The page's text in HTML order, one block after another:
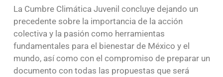
La Cumbre Climática Juvenil concluye dejando un
precedente sobre la importancia de la acción
colectiva y la pasión como herramientas
fundamentales para el bienestar de México y el
mundo, así como con el compromiso de preparar un
documento con todas las propuestas que será